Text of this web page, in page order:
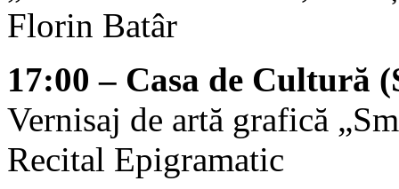
Florin Batâr
17:00 – Casa de Cultură
Vernisaj de artă grafică
Recital Epigramatic